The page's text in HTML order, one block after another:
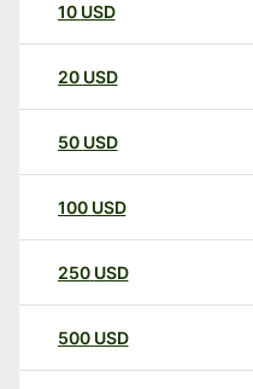
10 USD
20 USD
50 USD
100 USD
250 USD
500 USD